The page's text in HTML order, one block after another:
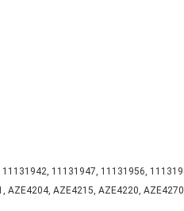
11131947, 11131956,
AZE4215, AZE4220,